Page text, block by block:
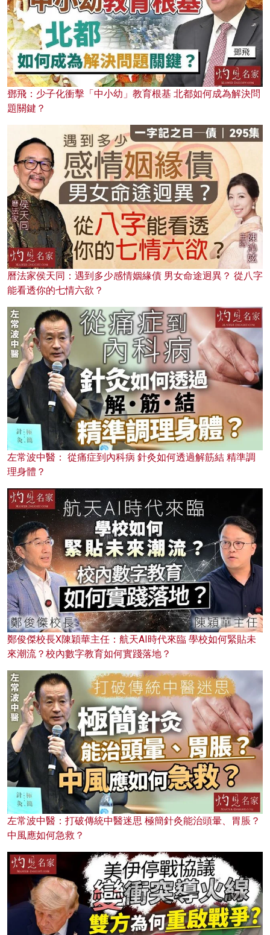
鄧飛：少子化衝擊「中小幼」教育根基 北都如何成為解決問
題關鍵？
曆法家侯天同：遇到多少感情姻緣債 男女命途迥異？ 從八字
能看透你的七情六欲？
左常波中醫： 從痛症到內科病 針灸如何透過解筋結 精準調
理身體？
鄭俊傑校長X陳穎華主任：航天AI時代來臨 學校如何緊貼未
來潮流？校內數字教育如何實踐落地？
左常波中醫：打破傳統中醫迷思 極簡針灸能治頭暈、胃脹？
中風應如何急救？